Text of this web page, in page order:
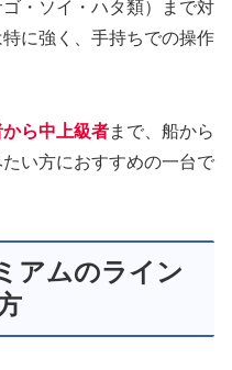
・ソイ・ハタ類）まで対
に強く、手持ちでの操作
ら中上級者まで、船から
い方におすすめの一台で
アムのライン